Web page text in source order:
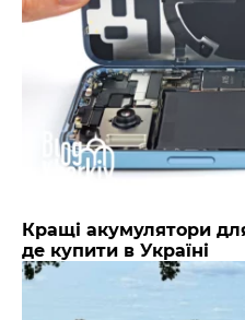
Кращі акумулятори
де купити в Україні